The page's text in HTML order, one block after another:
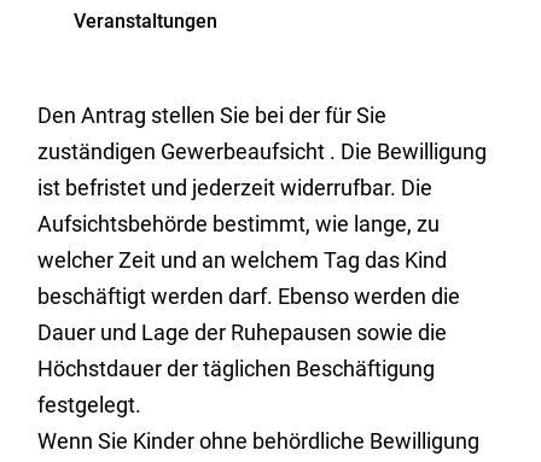
Veranstaltungen
Den Antrag stellen Sie bei der für Sie
zuständigen Gewerbeaufsicht . Die Bewilligung
ist befristet und jederzeit widerrufbar. Die
Aufsichtsbehörde bestimmt, wie lange, zu
welcher Zeit und an welchem Tag das Kind
beschäftigt werden darf. Ebenso werden die
Dauer und Lage der Ruhepausen sowie die
Höchstdauer der täglichen Beschäftigung
festgelegt.
Wenn Sie Kinder ohne behördliche Bewilligung